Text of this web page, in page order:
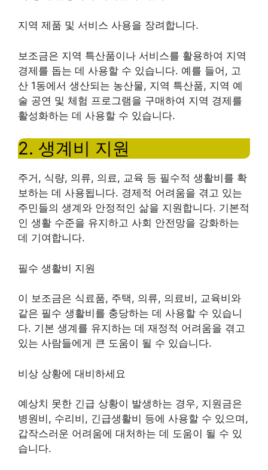
지역 제품 및 서비스 사용을 장려합니다.
보조금은 지역 특산품이나 서비스를 활용하여 지역
경제를 돕는 데 사용할 수 있습니다. 예를 들어, 고
산 1동에서 생산되는 농산물, 지역 특산품, 지역 예
술 공연 및 체험 프로그램을 구매하여 지역 경제를
활성화하는 데 사용할 수 있습니다.
2. 생계비 지원
주거, 식량, 의류, 의료, 교육 등 필수적 생활비를 확
보하는 데 사용됩니다. 경제적 어려움을 겪고 있는
주민들의 생계와 안정적인 삶을 지원합니다. 기본적
인 생활 수준을 유지하고 사회 안전망을 강화하는
데 기여합니다.
필수 생활비 지원
이 보조금은 식료품, 주택, 의류, 의료비, 교육비와
같은 필수 생활비를 충당하는 데 사용할 수 있습니
다. 기본 생계를 유지하는 데 재정적 어려움을 겪고
있는 사람들에게 큰 도움이 될 수 있습니다.
비상 상황에 대비하세요
예상치 못한 긴급 상황이 발생하는 경우, 지원금은
병원비, 수리비, 긴급생활비 등에 사용할 수 있으며,
갑작스러운 어려움에 대처하는 데 도움이 될 수 있
습니다.